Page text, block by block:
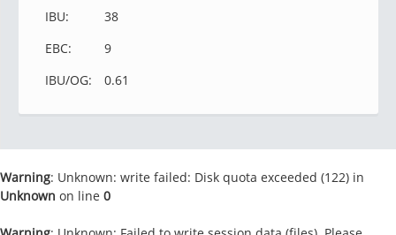
IBU:
38
EBC:
9
IBU/OG:
0.61
Warning: Unknown: write failed: Disk quota exceeded (122) in
Unknown on line 0